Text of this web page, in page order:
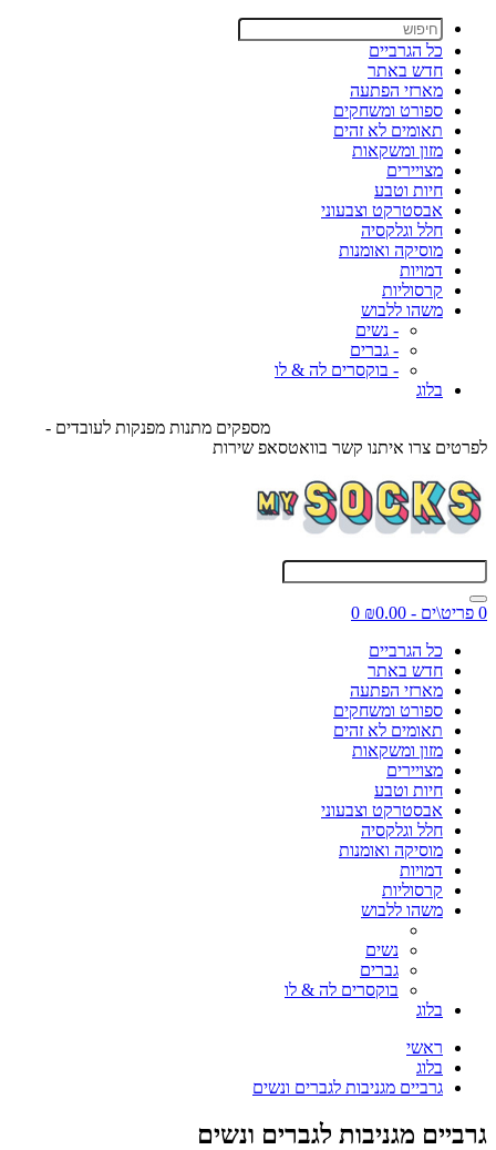
כל הגרביים
חדש באתר
מארזי הפתעה
ספורט ומשחקים
תאומים לא זהים
מזון ומשקאות
מצויירים
חיות וטבע
אבסטרקט וצבעוני
חלל וגלקסיה
מוסיקה ואומנות
דמויות
קרסוליות
משהו ללבוש
- נשים
- גברים
- בוקסרים לה & לו
בלוג
מספקים מתנות מפנקות לעובדים -
לפרטים צרו איתנו קשר בוואטסאפ שירות
0 פריט\ים - ₪0.00
0
כל הגרביים
חדש באתר
מארזי הפתעה
ספורט ומשחקים
תאומים לא זהים
מזון ומשקאות
מצויירים
חיות וטבע
אבסטרקט וצבעוני
חלל וגלקסיה
מוסיקה ואומנות
דמויות
קרסוליות
משהו ללבוש
נשים
גברים
בוקסרים לה & לו
בלוג
ראשי
בלוג
גרביים מגניבות לגברים ונשים
גרביים מגניבות לגברים ונשים